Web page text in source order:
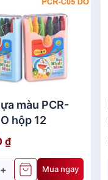
màu PCR-
hộp 12
₫
+ Mua ngay